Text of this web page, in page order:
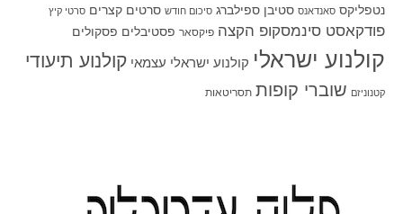
נטפליקס סאנדאנס סטיבן ספילברג סיכום חודש סרטים קצרים סרטי קיץ
פודקאסט סינמסקופ הקצה פיקסאר פסטיבלים פסקולים
קולנוע ישראלי קולנוע ישראלי עצמאי קולנוע תיעודי
קטנוניזם שוברי קופות תסריטאות